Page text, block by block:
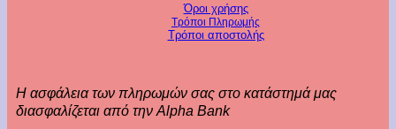
Όροι χρήσης
Τρόποι Πληρωμής
Τρόποι αποστολής
Η ασφάλεια των πληρωμών σας στο κατάστημά μας
διασφαλίζεται από την Alpha Bank